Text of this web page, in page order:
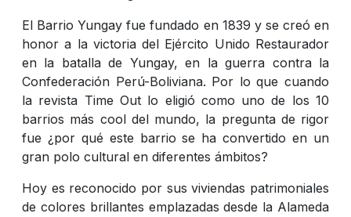
El Barrio Yungay fue fundado en 1839 y se creó en
honor a la victoria del Ejército Unido Restaurador
en la batalla de Yungay, en la guerra contra la
Confederación Perú-Boliviana. Por lo que cuando
la revista Time Out lo eligió como uno de los 10
barrios más cool del mundo, la pregunta de rigor
fue ¿por qué este barrio se ha convertido en un
gran polo cultural en diferentes ámbitos?
Hoy es reconocido por sus viviendas patrimoniales
de colores brillantes emplazadas desde la Alameda